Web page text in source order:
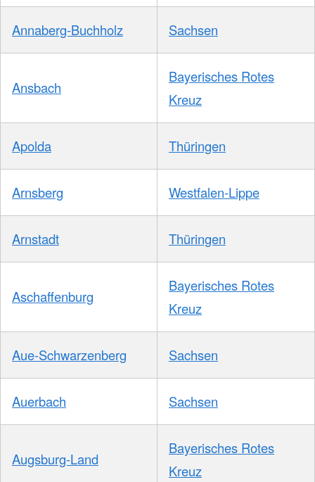
Annaberg-Buchholz Sachsen
Ansbach
Bayerisches Rotes
Kreuz
Apolda Thüringen
Arnsberg Westfalen-Lippe
Arnstadt Thüringen
Aschaffenburg
Bayerisches Rotes
Kreuz
Aue-Schwarzenberg Sachsen
Auerbach Sachsen
Augsburg-Land
Bayerisches Rotes
Kreuz